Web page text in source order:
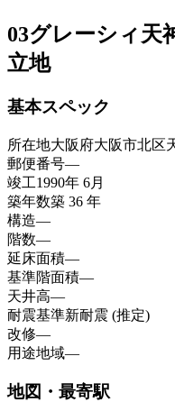
03グレーシィ天
立地
基本スペック
所在地大阪府大阪市北区
郵便番号—
竣工1990年 6月
築年数築 36 年
構造—
階数—
延床面積—
基準階面積—
天井高—
耐震基準新耐震 (推定)
改修—
用途地域—
地図・最寄駅